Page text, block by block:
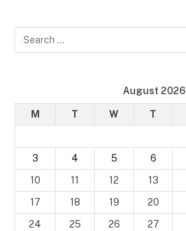
August 2026
M T W T
3
4 5 6
10
11 12 13
17
18 19 20
24
25 26 27